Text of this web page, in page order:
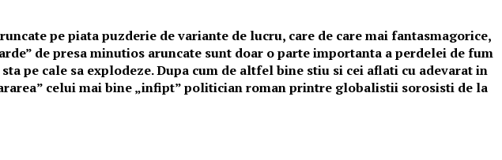
pe piata puzderie de variante de lucru, care de care mai fantasmagorice,
de presa minutios aruncate sunt doar o parte importanta a perdelei de fum
pe cale sa explodeze. Dupa cum de altfel bine stiu si cei aflati cu adevarat in
celui mai bine „infipt” politician roman printre globalistii sorosisti de la